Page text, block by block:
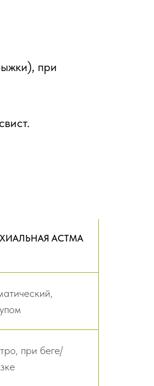
при
АСТМА
при беге/